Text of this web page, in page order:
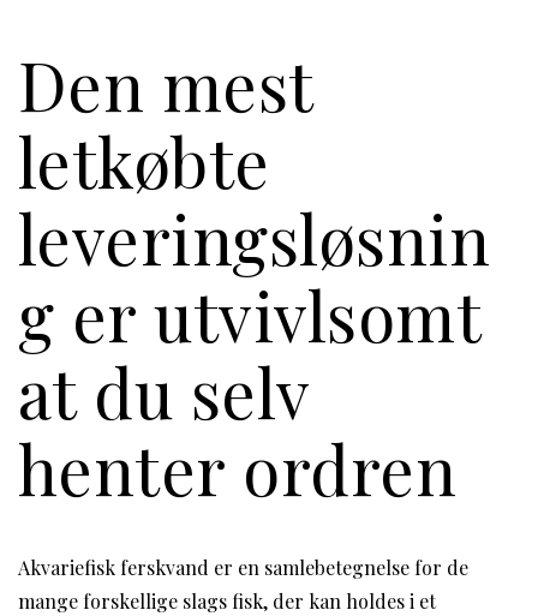
Den mest
letkøbte
leveringsløsnin
g er utvivlsomt
at du selv
henter ordren
Akvariefisk ferskvand er en samlebetegnelse for de
mange forskellige slags fisk, der kan holdes i et